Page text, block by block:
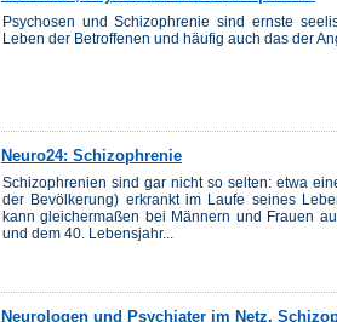
Psychosen und Schizophrenie sind ernste
Leben der Betroffenen und häufig auch das der
Neuro24: Schizophrenie
Schizophrenien sind gar nicht so selten: etwa
der Bevölkerung) erkrankt im Laufe seines
kann gleichermaßen bei Männern und Frauen
und dem 40. Lebensjahr...
Neurologen und Psychiater im Netz,